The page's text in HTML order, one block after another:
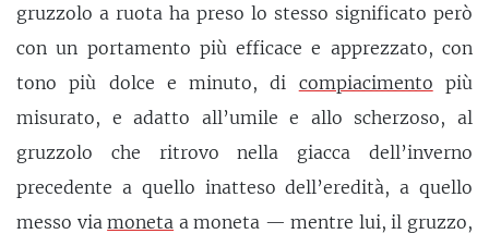
gruzzolo a ruota ha preso lo stesso significato però
con un portamento più efficace e apprezzato, con
tono più dolce e minuto, di compiacimento più
misurato, e adatto all’umile e allo scherzoso, al
gruzzolo che ritrovo nella giacca dell’inverno
precedente a quello inatteso dell’eredità, a quello
messo viamoneta a moneta — mentre lui, il gruzzo,